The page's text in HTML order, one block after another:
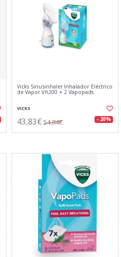
Vicks Sinusinhaler Inhalador Eléctrico
de Vapor Vh200 + 2 Vapopads
VICKS
43,83€ 54,84€ - 20%